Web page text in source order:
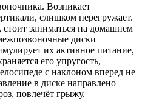
Возникает
слишком перегружает.
заниматься на домашнем
диски
их активное питание,
его упругость,
с наклоном вперед не
в диске направлено
повлечёт грыжу.